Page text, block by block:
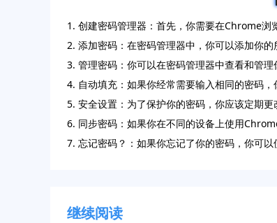
1. 创建密码管理器：首先，你需要在Chrome浏
2. 添加密码：在密码管理器中，你可以添加你
3. 管理密码：你可以在密码管理器中查看和管
4. 自动填充：如果你经常需要输入相同的密码
5. 安全设置：为了保护你的密码，你应该定期
6. 同步密码：如果你在不同的设备上使用
7. 忘记密码？：如果你忘记了你的密码，你可以
继续阅读